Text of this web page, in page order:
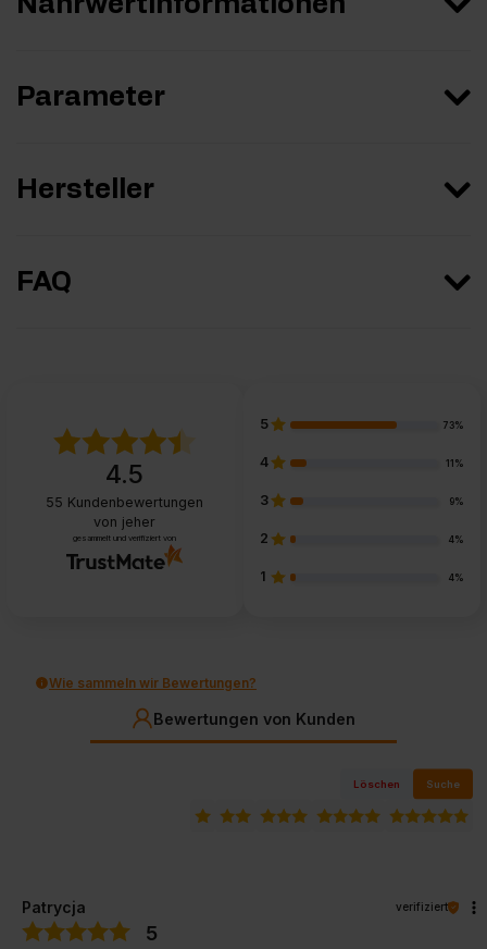
Parameter
Hersteller
FAQ
4.5
55 Kundenbewertungen
von jeher
gesammelt und verifiziert von
5 73%
4 11%
3 9%
2 4%
1 4%
Wie sammeln wir Bewertungen?
Bewertungen von Kunden
Löschen Suche
Patrycja verifiziert
5